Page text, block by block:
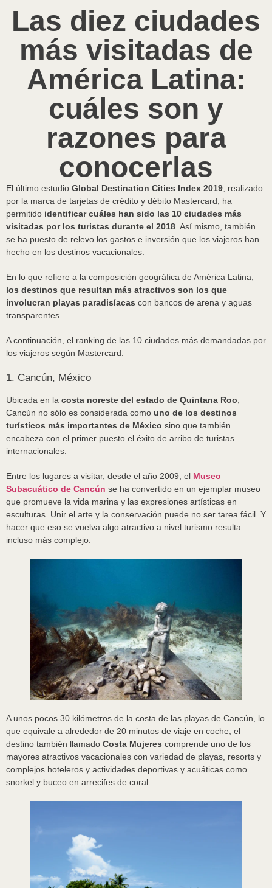
Las diez ciudades
más visitadas de
América Latina:
cuáles son y
razones para
conocerlas
El último estudio Global Destination Cities Index 2019 , realizado
por la marca de tarjetas de crédito y débito Mastercard, ha
permitido identificar cuáles han sido las 10 ciudades más
visitadas por los turistas durante el 2018 . Así mismo, también
se ha puesto de relevo los gastos e inversión que los viajeros han
hecho en los destinos vacacionales.
En lo que refiere a la composición geográfica de América Latina,
los destinos que resultan más atractivos son los que
involucran playas paradisíacas con bancos de arena y aguas
transparentes.
A continuación, el ranking de las 10 ciudades más demandadas por
los viajeros según Mastercard:
1. Cancún, México
Ubicada en la costa noreste del estado de Quintana Roo
Cancún no sólo es considerada como uno de los destinos
turísticos más importantes de México sino que también
encabeza con el primer puesto el éxito de arribo de turistas
internacionales.
Entre los lugares a visitar, desde el año 2009, el Museo
Subacuático de Cancún se ha convertido en un ejemplar museo
que promueve la vida marina y las expresiones artísticas en
esculturas. Unir el arte y la conservación puede no ser tarea fácil. Y
hacer que eso se vuelva algo atractivo a nivel turismo resulta
incluso más complejo.
A unos pocos 30 kilómetros de la costa de las playas de Cancún, lo
que equivale a alrededor de 20 minutos de viaje en coche, el
destino también llamado Costa Mujeres comprende uno de los
mayores atractivos vacacionales con variedad de playas, resorts y
complejos hoteleros y actividades deportivas y acuáticas como
snorkel y buceo en arrecifes de coral.